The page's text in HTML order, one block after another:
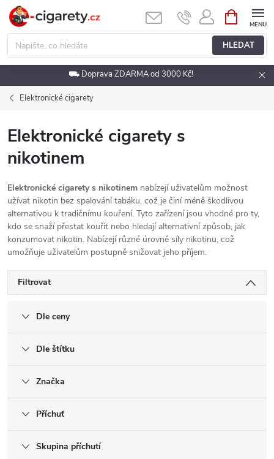
Přejít
obsah
HLEDAT
NÁKUPNÍ
KOŠÍK
⛟ Doprava ZDARMA od 3000 Kč!
Elektronické cigarety
Elektronické cigarety s
nikotinem
Elektronické cigarety s nikotinem nabízejí uživatelům možnost
užívat nikotin bez spalování tabáku, což je činí méně škodlivou
alternativou k tradičnímu kouření. Tyto zařízení jsou vhodné pro ty,
kdo se snaží přestat kouřit nebo hledají alternativní způsob, jak
konzumovat nikotin. Nabízejí různé úrovně síly nikotinu, což
umožňuje uživatelům postupně snižovat jeho příjem.
Filtrovat
Dle ceny
Dle štítku
Značka
Příchuť
Skupina příchutí